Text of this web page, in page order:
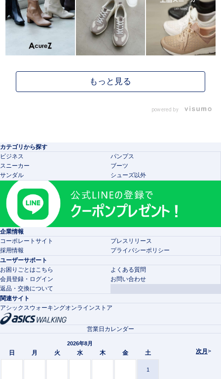
powered by
カテゴリから探す
ビジネス
パンプス
スニーカー
ブーツ
サンダル
シューズ以外
企業情報
コーポレートサイト
プレスリリース
採用情報
プライバシーポリシー
ユーザーサポート
お困りごとはこちら
よくある質問
会員登録・ログイン
お問い合わせ
返品・交換について
関連サイト
アシックスウォーキングオンラインストア
次月 >
営業日カレンダー
2026年8月
日 月 火 水 木 金 土
1